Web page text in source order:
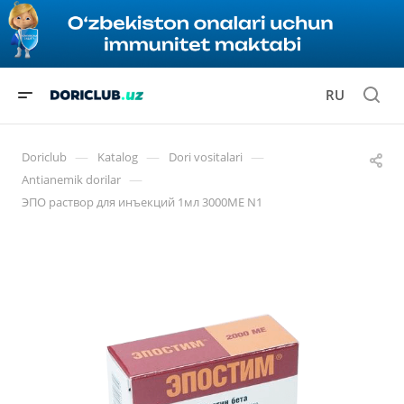
RU
Doriclub — Katalog — Dori vositalari —
Antianemik dorilar —
ЭПО раствор для инъекций 1мл 3000МЕ N1